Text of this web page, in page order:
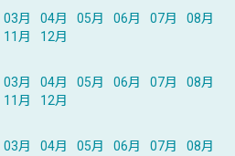
03月 04月 05月 06月 07月
08月
11月
12月
03月 04月 05月 06月 07月
08月
11月
12月
03月 04月 05月 06月 07月
08月